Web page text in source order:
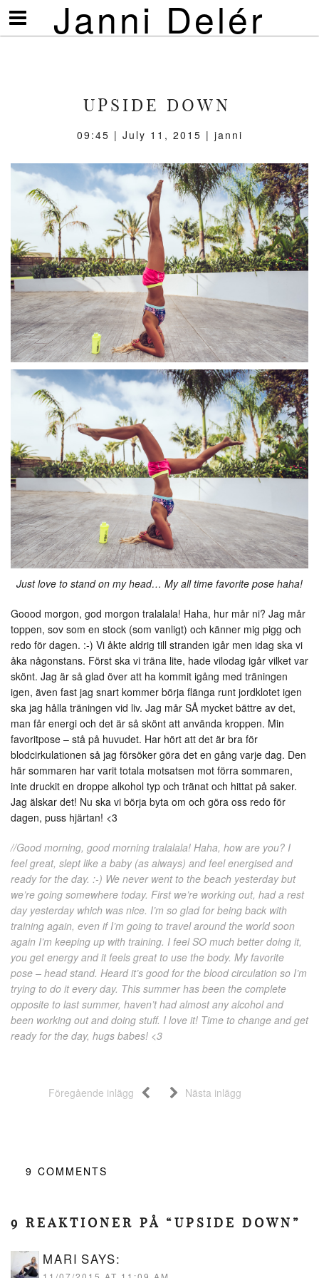
Janni Delér
Visa/göm
meny
UPSIDE DOWN
09:45 | July 11, 2015 | janni
Just love to stand on my head… My all time favorite pose haha!
Goood morgon, god morgon tralalala! Haha, hur mår ni? Jag mår
toppen, sov som en stock (som vanligt) och känner mig pigg och
redo för dagen. :-) Vi åkte aldrig till stranden igår men idag ska vi
åka någonstans. Först ska vi träna lite, hade vilodag igår vilket var
skönt. Jag är så glad över att ha kommit igång med träningen
igen, även fast jag snart kommer börja flänga runt jordklotet igen
ska jag hålla träningen vid liv. Jag mår SÅ mycket bättre av det,
man får energi och det är så skönt att använda kroppen. Min
favoritpose – stå på huvudet. Har hört att det är bra för
blodcirkulationen så jag försöker göra det en gång varje dag. Den
här sommaren har varit totala motsatsen mot förra sommaren,
inte druckit en droppe alkohol typ och tränat och hittat på saker.
Jag älskar det! Nu ska vi börja byta om och göra oss redo för
dagen, puss hjärtan! <3
//Good morning, good morning tralalala! Haha, how are you? I
feel great, slept like a baby (as always) and feel energised and
ready for the day. :-) We never went to the beach yesterday but
we’re going somewhere today. First we’re working out, had a rest
day yesterday which was nice. I’m so glad for being back with
training again, even if I’m going to travel around the world soon
again I’m keeping up with training. I feel SO much better doing it,
you get energy and it feels great to use the body. My favorite
pose – head stand. Heard it’s good for the blood circulation so I’m
trying to do it every day. This summer has been the complete
opposite to last summer, haven’t had almost any alcohol and
been working out and doing stuff. I love it! Time to change and get
ready for the day, hugs babes! <3
Föregående inlägg Nästa inlägg
9 COMMENTS
9 REAKTIONER PÅ “UPSIDE DOWN”
MARI SAYS: